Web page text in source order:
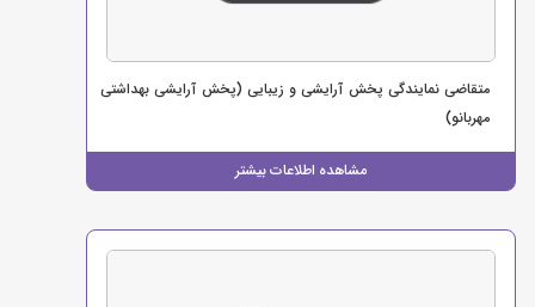
مشاهده اطلاعات بیشتر
متقاضی نمایندگی پخش آرایشی و زیبایی (پخش آرایشی بهداشتی
مهربانو)